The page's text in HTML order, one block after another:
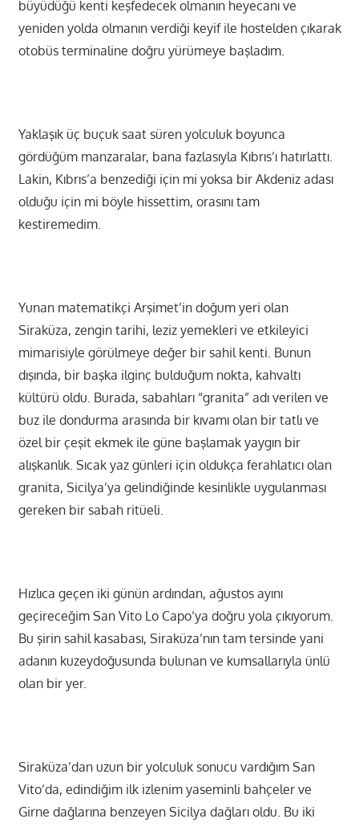
büyüdüğü kenti keşfedecek olmanın heyecanı ve
yeniden yolda olmanın verdiği keyif ile hostelden çıkarak
otobüs terminaline doğru yürümeye başladım.
Yaklaşık üç buçuk saat süren yolculuk boyunca
gördüğüm manzaralar, bana fazlasıyla Kıbrıs’ı hatırlattı.
Lakin, Kıbrıs’a benzediği için mi yoksa bir Akdeniz adası
olduğu için mi böyle hissettim, orasını tam
kestiremedim.
Yunan matematikçi Arşimet’in doğum yeri olan
Siraküza, zengin tarihi, leziz yemekleri ve etkileyici
mimarisiyle görülmeye değer bir sahil kenti. Bunun
dışında, bir başka ilginç bulduğum nokta, kahvaltı
kültürü oldu. Burada, sabahları “granita” adı verilen ve
buz ile dondurma arasında bir kıvamı olan bir tatlı ve
özel bir çeşit ekmek ile güne başlamak yaygın bir
alışkanlık. Sıcak yaz günleri için oldukça ferahlatıcı olan
granita, Sicilya’ya gelindiğinde kesinlikle uygulanması
gereken bir sabah ritüeli.
Hızlıca geçen iki günün ardından, ağustos ayını
geçireceğim San Vito Lo Capo’ya doğru yola çıkıyorum.
Bu şirin sahil kasabası, Siraküza’nın tam tersinde yani
adanın kuzeydoğusunda bulunan ve kumsallarıyla ünlü
olan bir yer.
Siraküza’dan uzun bir yolculuk sonucu vardığım San
Vito’da, edindiğim ilk izlenim yaseminli bahçeler ve
Girne dağlarına benzeyen Sicilya dağları oldu. Bu iki